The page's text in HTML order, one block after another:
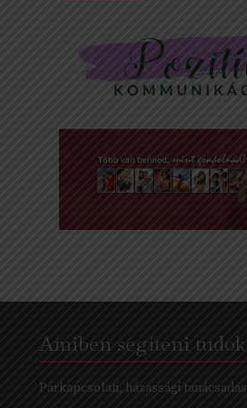
Amiben segíteni tudok
Párkapcsolati, házassági tanácsadás